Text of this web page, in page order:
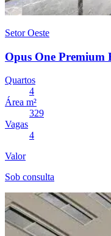
Setor Oeste
Opus One Premium
Quartos
4
Área m²
329
Vagas
4
Valor
Sob consulta